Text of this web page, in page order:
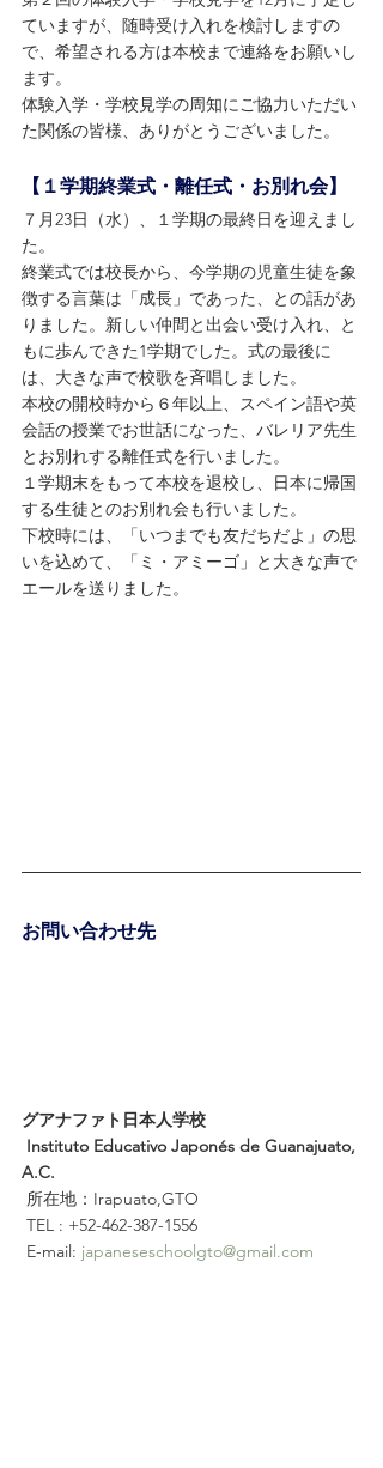
ていますが、随時受け入れを検討しますの
で、希望される方は本校まで連絡をお願いし
ます。
体験入学・学校見学の周知にご協力いただい
た関係の皆様、ありがとうございました。
【１学期終業式・離任式・お別れ会】
７月23日（水）、１学期の最終日を迎えまし
た。
終業式では校長から、今学期の児童生徒を象
徴する言葉は「成長」であった、との話があ
りました。新しい仲間と出会い受け入れ、と
もに歩んできた1学期でした。式の最後に
は、大きな声で校歌を斉唱しました。
本校の開校時から６年以上、スペイン語や英
会話の授業でお世話になった、バレリア先生
とお別れする離任式を行いました。
１学期末をもって本校を退校し、日本に帰国
する生徒とのお別れ会も行いました。
下校時には、「いつまでも友だちだよ」の思
いを込めて、「ミ・アミーゴ」と大きな声で
エールを送りました。
お問い合わせ先
グアナファト日本人学校
A.C.
所在地：Irapuato,GTO
TEL : +52-462-387-1556
E-mail: japaneseschoolgto@gmail.com